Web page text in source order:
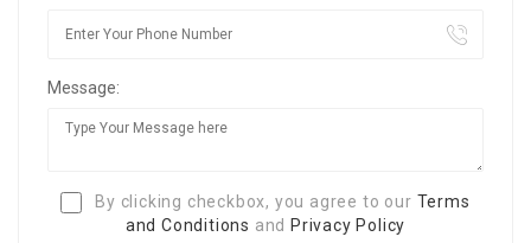
Message:
By clicking checkbox, you agree to our Terms
and Conditions and Privacy Policy